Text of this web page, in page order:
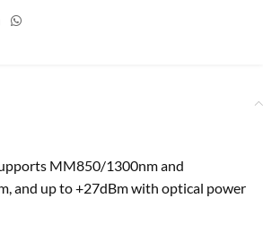
MM850/1300nm and
and up to +27dBm with optical power